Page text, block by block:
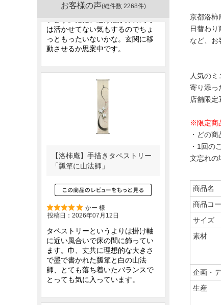
京都洛柿
日替わ
など、お
人気の
寄り添っ
店舗限定
※限定商
・どの
・1回の
文忘れの
商品名
商品コ
サイズ
素材
企画・
生産
お客様の声(総件数 2268件)